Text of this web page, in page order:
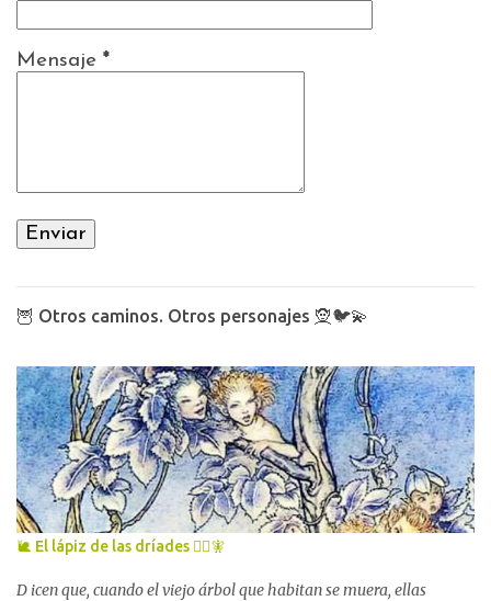
Mensaje *
🦉 Otros caminos. Otros personajes 🧝🐦💫
🐌 El lápiz de las dríades 🧚‍♀️🧚
D icen que, cuando el viejo árbol que habitan se muera, ellas